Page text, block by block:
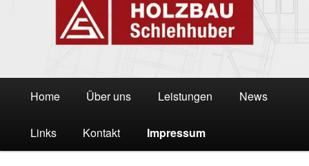
Home Über uns Leistungen News
Links Kontakt Impressum